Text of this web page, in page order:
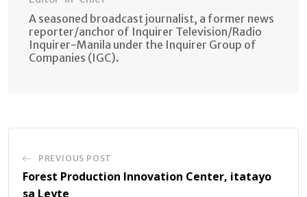
A seasoned broadcast journalist, a former news
reporter/anchor of Inquirer Television/Radio
Inquirer-Manila under the Inquirer Group of
Companies (IGC).
PREVIOUS POST
Forest Production Innovation Center, itatayo
sa Leyte